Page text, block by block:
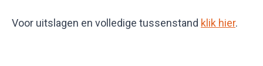
Voor uitslagen en volledige tussenstand klik hier.